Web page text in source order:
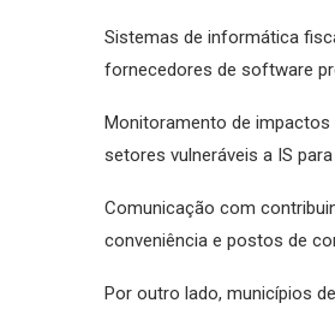
Sistemas de informática
fornecedores de software
Monitoramento de
setores vulneráveis a IS
Comunicação com
conveniência e postos de
Por outro lado, municípios